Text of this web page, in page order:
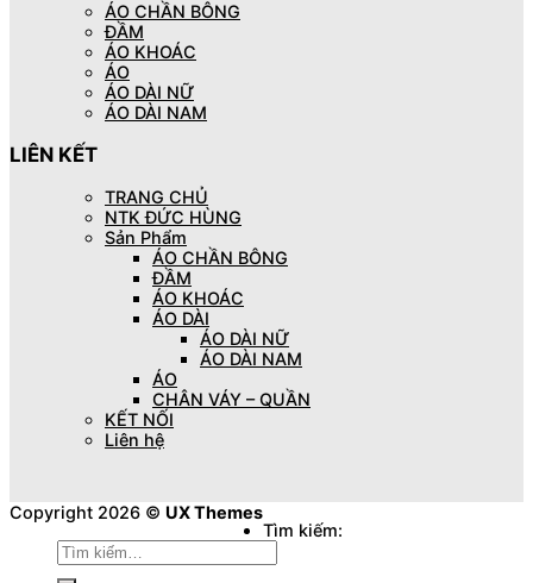
ÁO CHẦN BÔNG
ĐẦM
ÁO KHOÁC
ÁO
ÁO DÀI NỮ
ÁO DÀI NAM
LIÊN KẾT
TRANG CHỦ
NTK ĐỨC HÙNG
Sản Phẩm
ÁO CHẦN BÔNG
ĐẦM
ÁO KHOÁC
ÁO DÀI
ÁO DÀI NỮ
ÁO DÀI NAM
ÁO
CHÂN VÁY – QUẦN
KẾT NỐI
Liên hệ
Copyright 2026 © UX Themes
Tìm kiếm: